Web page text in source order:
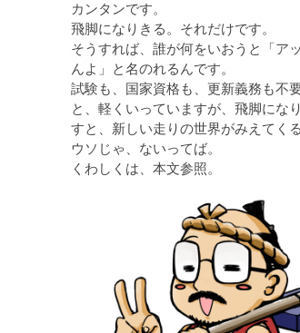
カンタンです。
飛脚になりきる。それだけです。
そうすれば、誰が何をいおうと「ア
んよ」と名のれるんです。
試験も、国家資格も、更新義務も不要
と、軽くいっていますが、飛脚にな
すと、新しい走りの世界がみえてく
ウソじゃ、ないってば。
くわしくは、本文参照。